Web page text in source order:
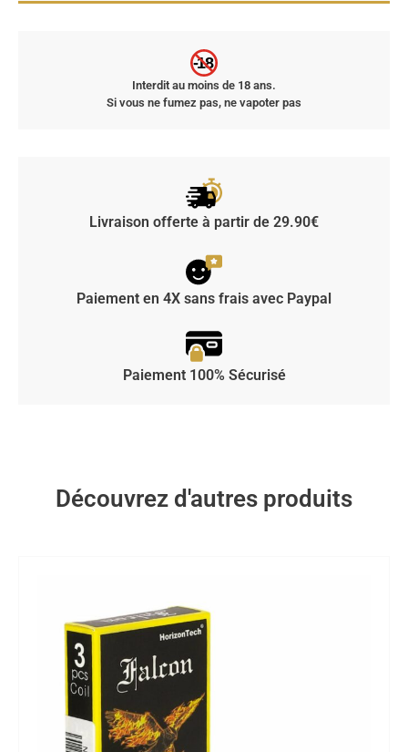
-18
Interdit au moins de 18 ans.
Si vous ne fumez pas, ne vapoter pas
Livraison offerte à partir de 29.90€
Paiement en 4X sans frais avec Paypal
Paiement 100% Sécurisé
Découvrez d'autres produits